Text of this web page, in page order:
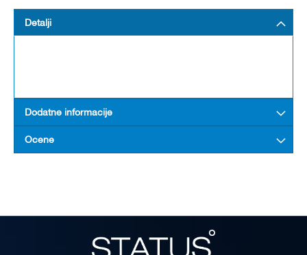
Detalji
Dodatne informacije
Ocene